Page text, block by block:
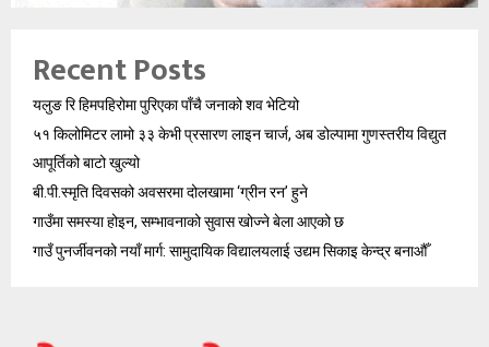
Recent Posts
यलुङ रि हिमपहिरोमा पुरिएका पाँचै जनाको शव भेटियो
५१ किलोमिटर लामो ३३ केभी प्रसारण लाइन चार्ज, अब डोल्पामा गुणस्तरीय विद्युत
आपूर्तिको बाटो खुल्यो
बी.पी.स्मृति दिवसको अवसरमा दोलखामा ‘ग्रीन रन’ हुने
गाउँमा समस्या होइन, सम्भावनाको सुवास खोज्ने बेला आएको छ
गाउँ पुनर्जीवनको नयाँ मार्ग: सामुदायिक विद्यालयलाई उद्यम सिकाइ केन्द्र बनाऔँ